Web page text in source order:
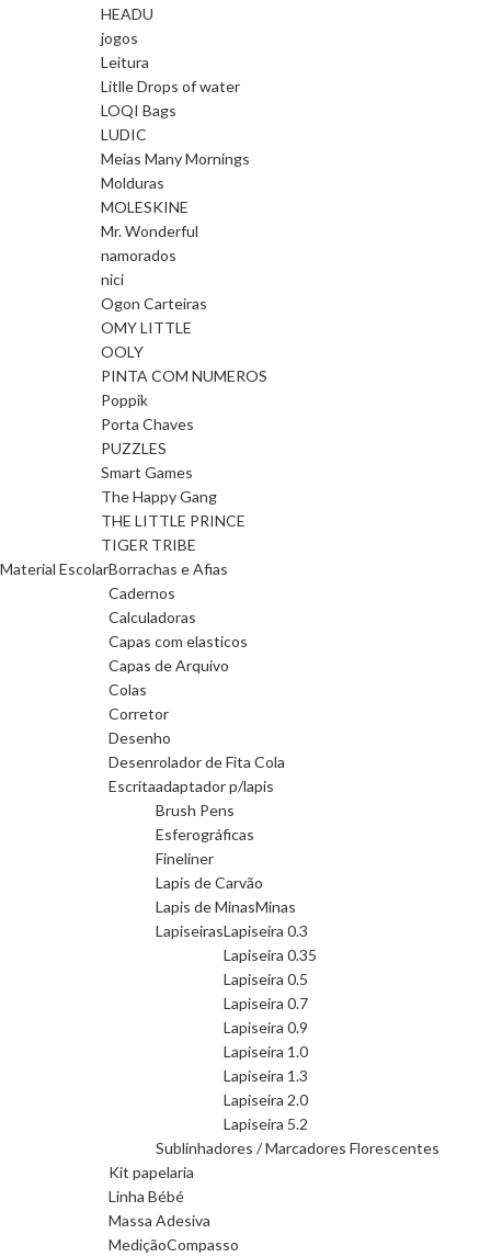
HEADU
jogos
Leitura
Litlle Drops of water
LOQI Bags
LUDIC
Meias Many Mornings
Molduras
MOLESKINE
Mr. Wonderful
namorados
nici
Ogon Carteiras
OMY LITTLE
OOLY
PINTA COM NUMEROS
Poppik
Porta Chaves
PUZZLES
Smart Games
The Happy Gang
THE LITTLE PRINCE
TIGER TRIBE
Material EscolarBorrachas e Afias
Cadernos
Calculadoras
Capas com elasticos
Capas de Arquivo
Colas
Corretor
Desenho
Desenrolador de Fita Cola
Escritaadaptador p/lapis
Brush Pens
Esferográficas
Fineliner
Lapis de Carvão
Lapis de MinasMinas
LapiseirasLapiseira 0.3
Lapiseira 0.35
Lapiseira 0.5
Lapiseira 0.7
Lapiseira 0.9
Lapiseira 1.0
Lapiseira 1.3
Lapiseira 2.0
Lapiseira 5.2
Sublinhadores / Marcadores Florescentes
Kit papelaria
Linha Bébé
Massa Adesiva
MediçãoCompasso